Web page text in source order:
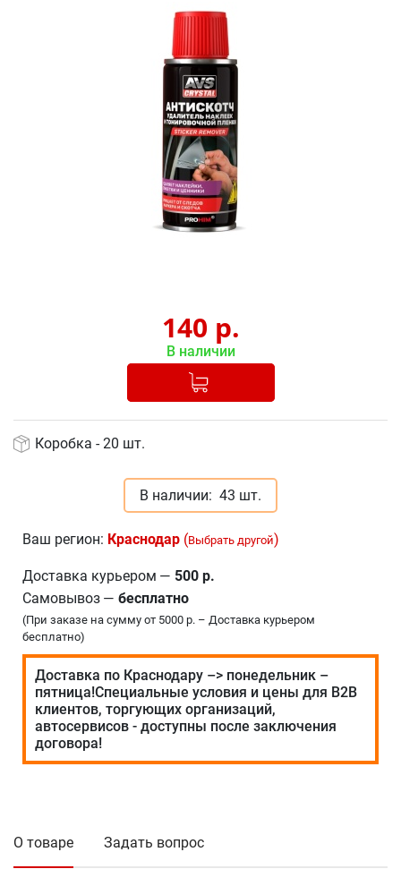
140 р.
В наличии
Добавлено в корзину
Коробка - 20 шт.
В наличии: 43 шт.
Ваш регион: Краснодар (Выбрать другой)
Доставка курьером — 500 р.
Самовывоз — бесплатно
(При заказе на сумму от 5000 р. – Доставка курьером
бесплатно)
Доставка по Краснодару –> понедельник –
пятница!Специальные условия и цены для В2В
клиентов, торгующих организаций,
автосервисов - доступны после заключения
договора!
О товаре Задать вопрос